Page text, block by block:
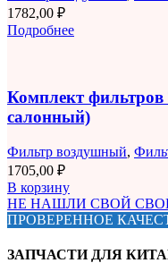
1782,00 ₽
Подробнее
Комплект
салонный)
Фильтр воздушный,
1705,00 ₽
В корзину
НЕ НАШЛИ СВОЙ
ПРОВЕРЕННОЕ
ЗАПЧАСТИ ДЛЯ